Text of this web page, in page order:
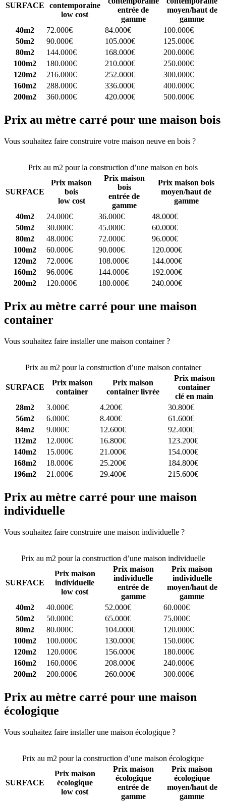
SURFACE
contemporaine
low cost
entrée de
gamme
moyen/haut de
gamme
40m2
72.000€ 84.000€
100.000€
50m2
90.000€ 105.000€
125.000€
80m2
144.000€ 168.000€
200.000€
100m2
180.000€ 210.000€
250.000€
120m2
216.000€ 252.000€
300.000€
160m2
288.000€ 336.000€
400.000€
200m2
360.000€ 420.000€ 500.000€
Prix au mètre carré pour une maison bois
Vous souhaitez faire construire votre maison neuve en bois ?
Prix au m2 pour la construction d’une maison en bois
SURFACE
Prix maison
bois
low cost
Prix maison
bois
entrée de
gamme
Prix maison bois
moyen/haut de
gamme
40m2
24.000€ 36.000€
48.000€
50m2
30.000€ 45.000€
60.000€
80m2
48.000€ 72.000€
96.000€
100m2
60.000€ 90.000€
120.000€
120m2
72.000€ 108.000€
144.000€
160m2
96.000€ 144.000€
192.000€
200m2
120.000€ 180.000€ 240.000€
Prix au mètre carré pour une maison
container
Vous souhaitez faire installer une maison container ?
Prix au m2 pour la construction d’une maison container
SURFACE
Prix maison
container
Prix maison
container livrée
Prix maison
container
clé en main
28m2
3.000€ 4.200€
30.800€
56m2
6.000€ 8.400€
61.600€
84m2
9.000€ 12.600€
92.400€
112m2
12.000€ 16.800€
123.200€
140m2
15.000€ 21.000€
154.000€
168m2
18.000€ 25.200€
184.800€
196m2
21.000€ 29.400€ 215.600€
Prix au mètre carré pour une maison
individuelle
Vous souhaitez faire construire une maison individuelle ?
Prix au m2 pour la construction d’une maison individuelle
SURFACE
Prix maison
individuelle
low cost
Prix maison
individuelle
entrée de
gamme
Prix maison
individuelle
moyen/haut de
gamme
40m2
40.000€ 52.000€
60.000€
50m2
50.000€ 65.000€
75.000€
80m2
80.000€ 104.000€
120.000€
100m2
100.000€ 130.000€
150.000€
120m2
120.000€ 156.000€
180.000€
160m2
160.000€ 208.000€
240.000€
200m2
200.000€ 260.000€ 300.000€
Prix au mètre carré pour une maison
écologique
Vous souhaitez faire installer une maison écologique ?
Prix au m2 pour la construction d’une maison écologique
SURFACE
Prix maison
écologique
low cost
Prix maison
écologique
entrée de
gamme
Prix maison
écologique
moyen/haut de
gamme